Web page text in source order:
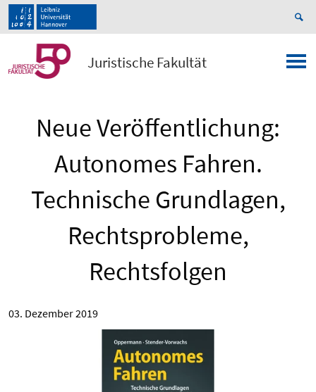
Juristische Fakultät
Neue Veröffentlichung:
Autonomes Fahren.
Technische Grundlagen,
Rechtsprobleme,
Rechtsfolgen
03. Dezember 2019